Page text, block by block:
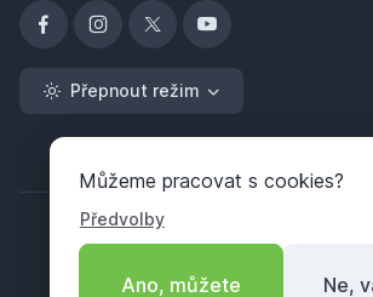
Přepnout režim
Můžeme pracovat s cookies?
Předvolby
Ano, můžete Ne,